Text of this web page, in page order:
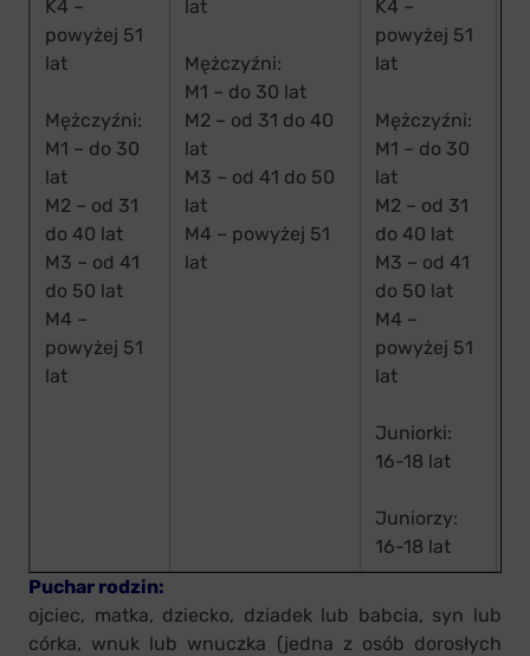
K4 –
powyżej 51
lat
Mężczyźni:
M1 – do 30
lat
M2 – od 31
do 40 lat
M3 – od 41
do 50 lat
M4 –
powyżej 51
lat
lat
Mężczyźni:
M1 – do 30 lat
M2 – od 31 do 40
lat
M3 – od 41 do 50
lat
M4 – powyżej 51
lat
K4 –
powyżej 51
lat
Mężczyźni:
M1 – do 30
lat
M2 – od 31
do 40 lat
M3 – od 41
do 50 lat
M4 –
powyżej 51
lat
Juniorki:
16-18 lat
Juniorzy:
16-18 lat
Puchar rodzin:
ojciec, matka, dziecko, dziadek lub babcia, syn lub
córka, wnuk lub wnuczka (jedna z osób dorosłych